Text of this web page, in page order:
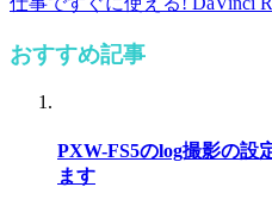
おすすめ記事
PXW-FS5のlog撮影の設
ます